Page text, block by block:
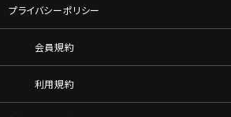
プライバシーポリシー
会員規約
利用規約